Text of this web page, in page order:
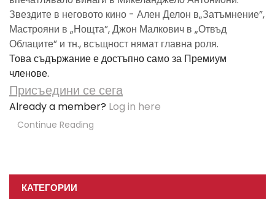
Звездите в неговото кино - Ален Делон в„Затъмнение”,
Мастрояни в „Нощта”, Джон Малкович в „Отвъд
Облаците” и тн., всъщност нямат главна роля.
Това съдържание е достъпно само за Премиум
членове.
Присъедини се сега
Already a member? Log in here
Continue Reading
КАТЕГОРИИ